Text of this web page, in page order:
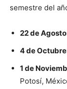
semestre del
22 de
4 de
1 de
Potosí,